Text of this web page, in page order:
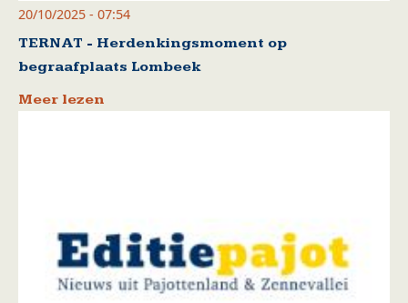
20/10/2025 - 07:54
TERNAT - Herdenkingsmoment op
begraafplaats Lombeek
Meer lezen